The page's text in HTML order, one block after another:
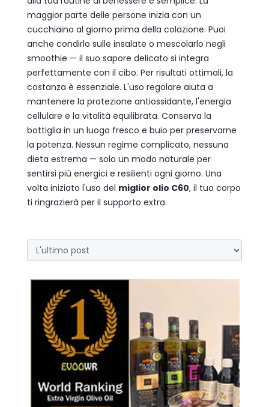
maggior parte delle persone inizia con un
cucchiaino al giorno prima della colazione. Puoi
anche condirlo sulle insalate o mescolarlo negli
smoothie — il suo sapore delicato si integra
perfettamente con il cibo. Per risultati ottimali, la
costanza è essenziale. L'uso regolare aiuta a
mantenere la protezione antiossidante, l'energia
cellulare e la vitalità equilibrata. Conserva la
bottiglia in un luogo fresco e buio per preservarne
la potenza. Nessun regime complicato, nessuna
dieta estrema — solo un modo naturale per
sentirsi più energici e resilienti ogni giorno. Una
volta iniziato l'uso del miglior olio C60, il tuo corpo
ti ringrazierà per il supporto extra.